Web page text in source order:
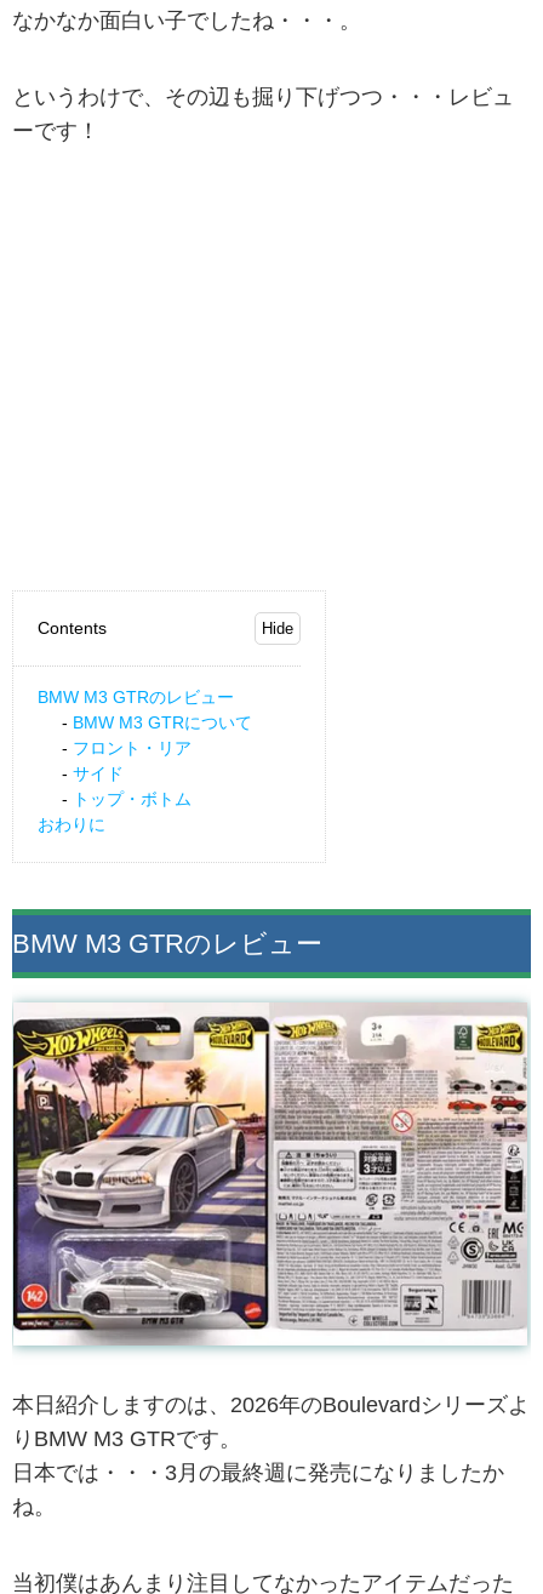
なかなか面白い子でしたね・・・。
というわけで、その辺も掘り下げつつ・・・レビュ
ーです！
Contents
BMW M3 GTRのレビュー
BMW M3 GTRについて
フロント・リア
サイド
トップ・ボトム
おわりに
BMW M3 GTRのレビュー
本日紹介しますのは、2026年のBoulevardシリーズよ
りBMW M3 GTRです。
日本では・・・3月の最終週に発売になりましたか
ね。
当初僕はあんまり注目してなかったアイテムだった